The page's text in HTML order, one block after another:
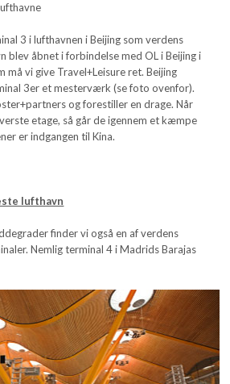
3 i lufthavnen i Beijing som verdens
blev åbnet i forbindelse med OL i Beijing i
må vi give Travel+Leisure ret. Beijing
3er et mesterværk (se foto ovenfor).
og forestiller en drage. Når
etage, så går de igennem et kæmpe
er indgangen til Kina.
lufthavn
finder vi også en af verdens
Nemlig terminal 4 i Madrids Barajas